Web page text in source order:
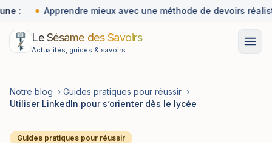
: Apprendre mieux avec une méthode de devoirs
Le Sésame des Savoirs
Actualités, guides & savoirs
Notre blog › Guides pratiques pour réussir ›
Utiliser LinkedIn pour s’orienter dès le lycée
Guides pratiques pour réussir